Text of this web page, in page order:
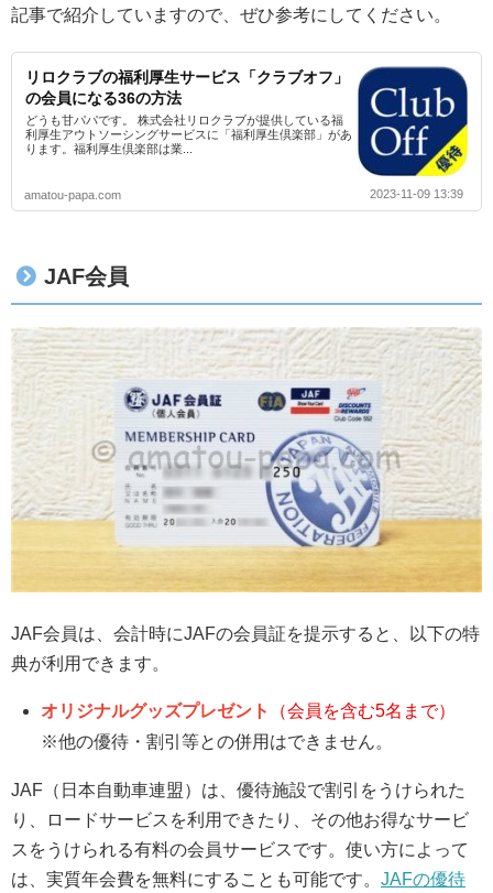
記事で紹介していますので、ぜひ参考にしてください。
リロクラブの福利厚生サービス「クラブオフ」
の会員になる36の方法
どうも甘パパです。 株式会社リロクラブが提供している福
利厚生アウトソーシングサービスに「福利厚生倶楽部」があ
ります。福利厚生倶楽部は業...
amatou-papa.com 2023-11-09 13:39
JAF会員
JAF会員は、会計時にJAFの会員証を提示すると、以下の特
典が利用できます。
オリジナルグッズプレゼント
（会員を含む5名まで）
※他の優待・割引等との併用はできません。
JAF（日本自動車連盟）は、優待施設で割引をうけられた
り、ロードサービスを利用できたり、その他お得なサービ
スをうけられる有料の会員サービスです。使い方によって
は、実質年会費を無料にすることも可能です。 JAFの優待